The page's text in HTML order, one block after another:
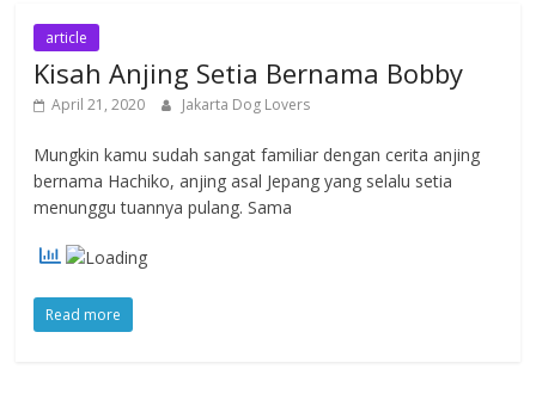
article
Kisah Anjing Setia Bernama Bobby
April 21, 2020 Jakarta Dog Lovers
Mungkin kamu sudah sangat familiar dengan cerita anjing
bernama Hachiko, anjing asal Jepang yang selalu setia
menunggu tuannya pulang. Sama
Read more